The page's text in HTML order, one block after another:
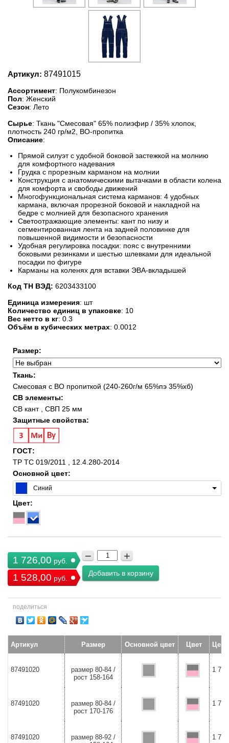
Артикул: 87491015
Ассортимент: Полукомбинезон
Пол: Женский
Сезон: Лето
Сырье: Ткань "Смесовая" 65% полиэфир / 35% хлопок,
плотность 240 гр/м2, ВО-пропитка
Описание:
Прямой силуэт с удобной боковой застежкой на молнию
для комфортного надевания
Грудка с прорезным карманом на молнии
Конструкция с анатомическими вытачками в области колена
для комфорта и свободы движений
Многофункциональная система карманов: 4 удобных
кармана, включая прорезной боковой и накладной на
бедре с молнией для безопасного хранения
Светоотражающие элементы: кант по низу и
сегментированная лента на задней половинке для
повышенной видимости и безопасности
Удобная регулировка посадки: пояс с внутренними
боковыми резинками и шестью шлевками для идеальной
посадки по фигуре
Карманы на коленях для вставки ЭВА-вкладышей
Код ТН ВЭД: 6203433100
Единица измерения: шт
Количество единиц в упаковке: 10
Вес нетто в кг: 0.3
Объём в кубических метрах: 0.0012
Размер:
Ткань:
Смесовая с ВО пропиткой (240-260г/м 65%пэ 35%хб)
СВ элементы:
СВ кант , СВП 25 мм
Защитные свойства:
ГОСТ:
ТР ТС 019/2011 , 12.4.280-2014
Основной цвет:
Синий
Цвет:
1 726,00 руб.
1 528,00 руб.
− +
Добавить в корзину
поделиться
Артикул Размер Основной цвет Цвет Цена
87491020
размер 80-84 /
рост 158-164
1
87491020
размер 80-84 /
рост 170-176
1
87491020
размер 88-92 /
1